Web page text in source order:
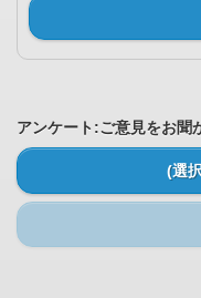
アンケート:ご意見をお聞
(選